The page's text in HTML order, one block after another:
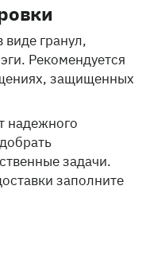
виде гранул,
Рекомендуется
защищенных
надежного
задачи.
заполните